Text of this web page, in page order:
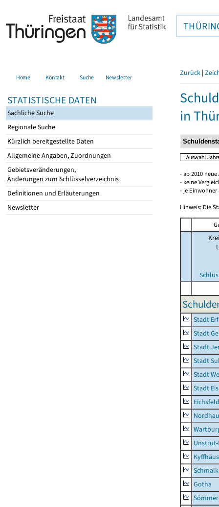
Home Kontakt Suche Newsletter
STATISTISCHE DATEN
Sachliche Suche
Regionale Suche
Kürzlich bereitgestellte Daten
Allgemeine Angaben, Zuordnungen
Gebietsveränderungen,
Änderungen zum Schlüsselverzeichnis
Definitionen und Erläuterungen
Newsletter
Zurück |
in
- ab 2010
- keine
- je Einwohner
Hinweis: Die
Stadt
Stadt
Stadt
Stadt
Stadt
Stadt
Eichsfeld
Gotha